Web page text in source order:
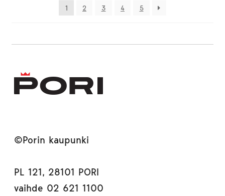
1 2 3 4 5
©Porin kaupunki
PL 121, 28101 PORI
vaihde 02 621 1100